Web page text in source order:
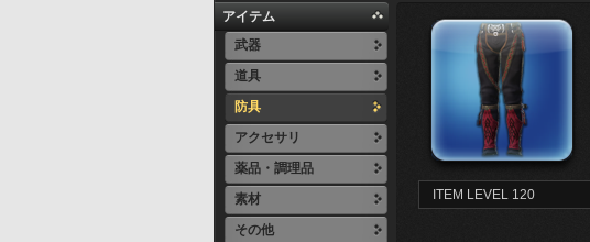
アイテム
武器
道具
防具
アクセサリ
薬品・調理品
素材
その他
ITEM LEVEL 120